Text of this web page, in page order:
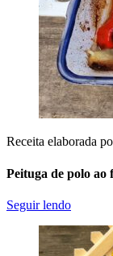
Receita elaborada
Peituga de polo
Seguir lendo